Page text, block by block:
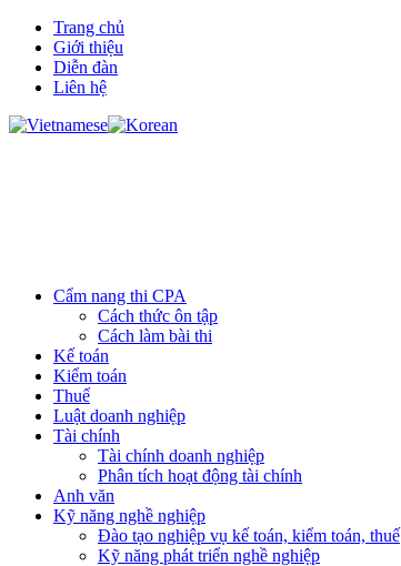
Trang chủ
Giới thiệu
Diễn đàn
Liên hệ
Cẩm nang thi CPA
Cách thức ôn tập
Cách làm bài thi
Kế toán
Kiểm toán
Thuế
Luật doanh nghiệp
Tài chính
Tài chính doanh nghiệp
Phân tích hoạt động tài chính
Anh văn
Kỹ năng nghề nghiệp
Đào tạo nghiệp vụ kế toán, kiểm toán, thuế
Kỹ năng phát triển nghề nghiệp